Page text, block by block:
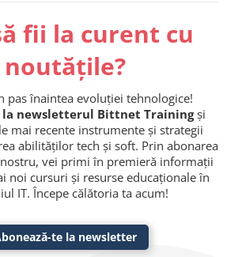
fii la curent cu
noutățile?
pas înaintea evoluției tehnologice!
la newsletterul Bittnet Trainingși
mai recente instrumente și strategii
abilităților tech și soft. Prin abonarea
vei primi în premieră informații
noi cursuri și resurse educaționale în
IT. Începe călătoria ta acum!
te la newsletter